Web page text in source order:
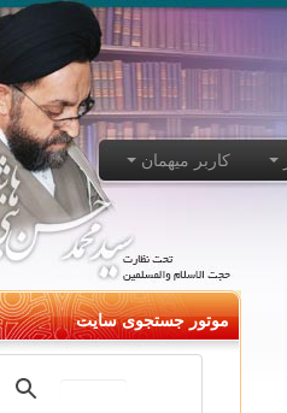
کاربر میهمان
موتور جستجوی سایت